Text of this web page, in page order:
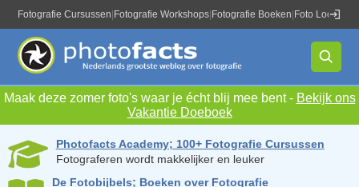
Fotografie Cursussen Fotografie Workshops Fotografie Boeken Foto Locaties
Maak deze zomer foto's waar je écht blij mee bent - Bekijk ons
Vakantie Doeboek
Photofacts Academy; 100+ Fotografie Cursussen
Fotograferen wordt makkelijker en leuker
De Fotobijbels; Boeken over Fotografie